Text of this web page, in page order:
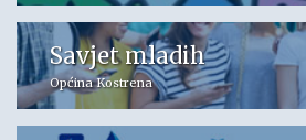
Savjet mladih
Općina Kostrena